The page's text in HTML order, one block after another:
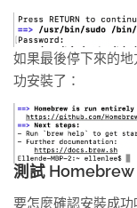
如果最後停下來的
功安裝了：
測試 Homebrew
要怎麼確認安裝成